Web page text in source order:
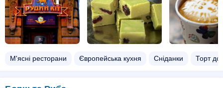
М'ясні ресторани Європейська кухня Сніданки Торт